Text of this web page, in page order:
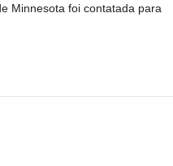
Minnesota foi contatada para